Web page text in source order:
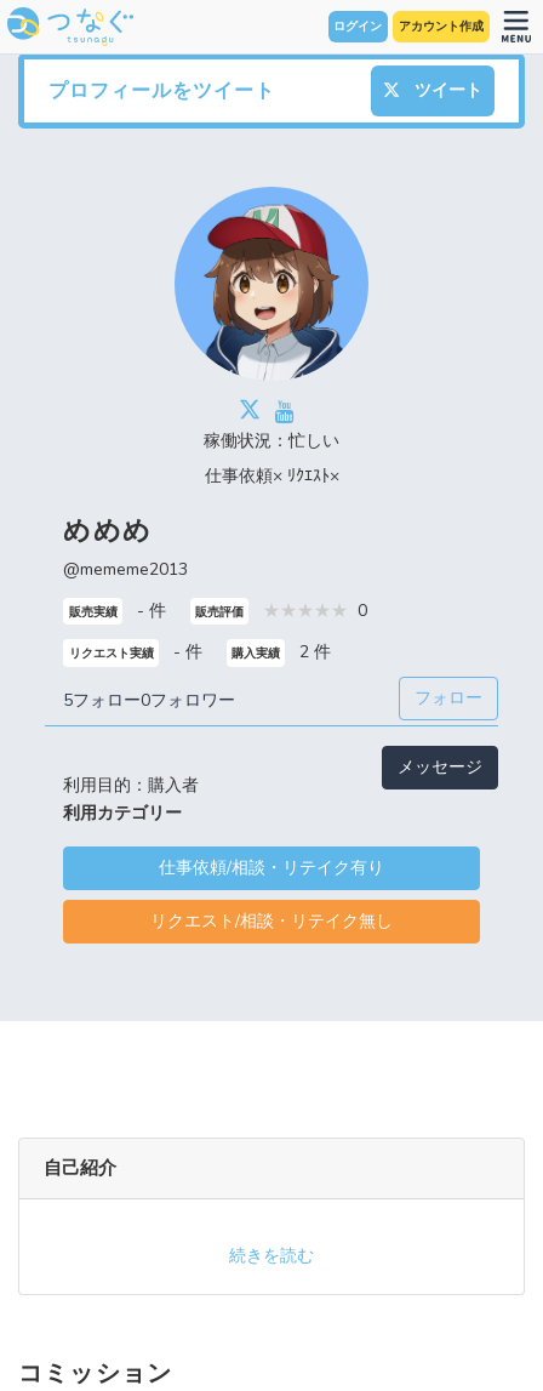
ログイン アカウント作成
プロフィールをツイート ツイート
稼働状況：忙しい
仕事依頼× ﾘｸｴｽﾄ×
めめめ
@mememe2013
販売実績 - 件 販売評価 0
リクエスト実績 - 件 購入実績 2 件
5フォロー0フォロワー フォロー
利用目的：購入者
メッセージ
利用カテゴリー
仕事依頼/相談・リテイク有り
リクエスト/相談・リテイク無し
自己紹介
続きを読む
コミッション